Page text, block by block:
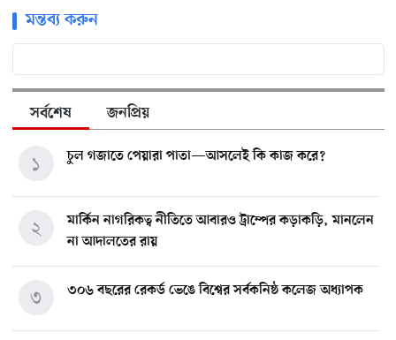
মন্তব্য করুন
সর্বশেষ জনপ্রিয়
চুল গজাতে পেয়ারা পাতা—আসলেই কি কাজ করে?
১
মার্কিন নাগরিকত্ব নীতিতে আবারও ট্রাম্পের কড়াকড়ি, মানলেন
না আদালতের রায়
২
৩০৬ বছরের রেকর্ড ভেঙে বিশ্বের সর্বকনিষ্ঠ কলেজ অধ্যাপক
৩